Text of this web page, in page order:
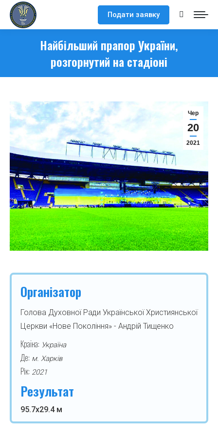
Подати заявку Search:
Найбільший прапор України,
розгорнутий на стадіоні
Чер
20
2021
Організатор
Голова Духовної Ради Української Християнської
Церкви «Нове Покоління» - Андрій Тищенко
Країна: Україна
Де: м. Харків
Рік: 2021
Результат
95.7х29.4 м